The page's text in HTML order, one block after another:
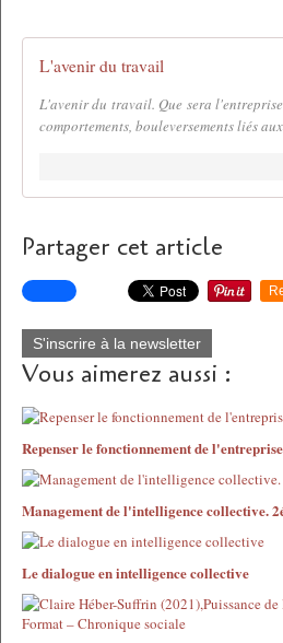
L'avenir du travail
L'avenir du travail. Que sera
comportements, bouleversements liés
Partager cet article
S'inscrire à la newsletter
Vous aimerez aussi :
Repenser le fonctionnement de
Management de l'intelligence collective.
Le dialogue en intelligence collective